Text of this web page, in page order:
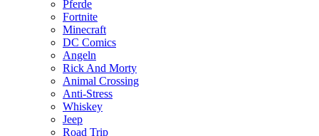
Pferde
Fortnite
Minecraft
DC Comics
Angeln
Rick And Morty
Animal Crossing
Anti-Stress
Whiskey
Jeep
Road Trip